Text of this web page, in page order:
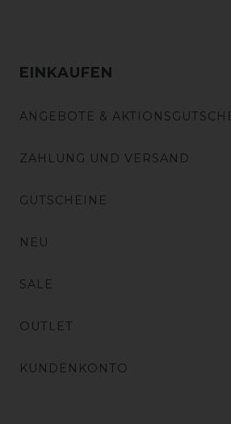
EINKAUFEN
ANGEBOTE &
ZAHLUNG UND VERSAND
GUTSCHEINE
NEU
SALE
OUTLET
KUNDENKONTO